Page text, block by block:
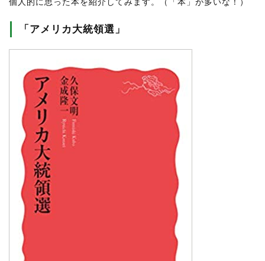
「アメリカ大統領選」